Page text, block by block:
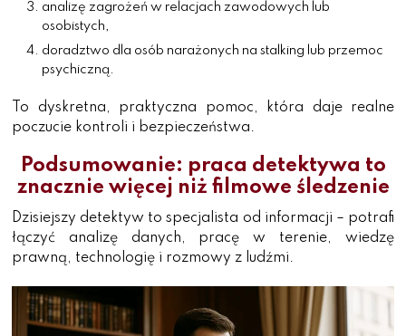
analizę zagrożeń w relacjach zawodowych lub
osobistych,
doradztwo dla osób narażonych na stalking lub przemoc
psychiczną.
To dyskretna, praktyczna pomoc, która daje realne
poczucie kontroli i bezpieczeństwa.
Podsumowanie: praca detektywa to
znacznie więcej niż filmowe śledzenie
Dzisiejszy detektyw to specjalista od informacji – potrafi
łączyć analizę danych, pracę w terenie, wiedzę
prawną, technologię i rozmowy z ludźmi.